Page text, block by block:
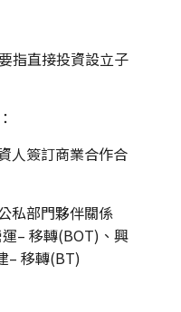
指直接投資設立子
簽訂商業合作合
部門夥伴關係
– 移轉(BOT)、興
– 移轉(BT)